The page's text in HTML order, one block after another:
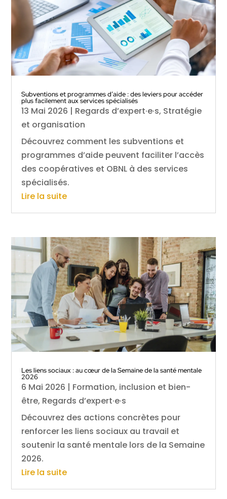
Subventions et programmes d’aide : des leviers pour accéder
plus facilement aux services spécialisés
13 Mai 2026 | Regards d’expert·e·s, Stratégie
et organisation
Découvrez comment les subventions et
programmes d’aide peuvent faciliter l’accès
des coopératives et OBNL à des services
spécialisés.
Lire la suite
Les liens sociaux : au cœur de la Semaine de la santé mentale
2026
6 Mai 2026 | Formation, inclusion et bien-
être, Regards d’expert·e·s
Découvrez des actions concrètes pour
renforcer les liens sociaux au travail et
soutenir la santé mentale lors de la Semaine
2026.
Lire la suite